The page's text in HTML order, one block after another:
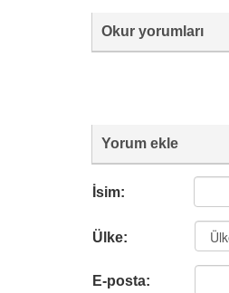
Okur yorumları
Yorum ekle
İsim:
Ülke:
E-posta: